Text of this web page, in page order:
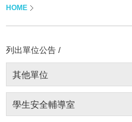
HOME
列出單位公告 /
其他單位
學生安全輔導室